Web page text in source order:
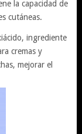
la capacidad de
cutáneas.
ingrediente
cremas y
mejorar el